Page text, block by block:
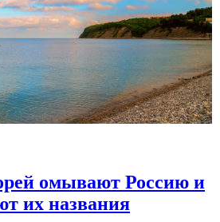
омывают Россию и
их названия